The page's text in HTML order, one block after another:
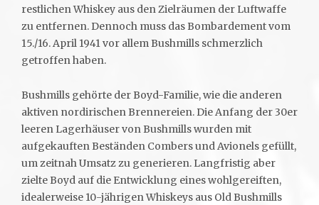
restlichen Whiskey aus den Zielräumen der Luftwaffe
zu entfernen. Dennoch muss das Bombardement vom
15./16. April 1941 vor allem Bushmills schmerzlich
getroffen haben.
Bushmills gehörte der Boyd-Familie, wie die anderen
aktiven nordirischen Brennereien. Die Anfang der 30er
leeren Lagerhäuser von Bushmills wurden mit
aufgekauften Beständen Combers und Avionels gefüllt,
um zeitnah Umsatz zu generieren. Langfristig aber
zielte Boyd auf die Entwicklung eines wohlgereiften,
idealerweise 10-jährigen Whiskeys aus Old Bushmills